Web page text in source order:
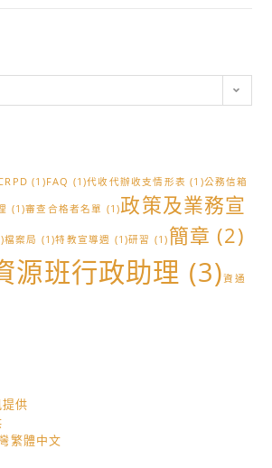
(1)FAQ (1)代收代辦收支情形表 (1)公務信箱
(1)審查合格者名單 (1)政策及業務宣
檔案局 (1)特教宣導週 (1)研習 (1) 簡章 (2)
源班行政助理 (3)資通
供
繁體中文